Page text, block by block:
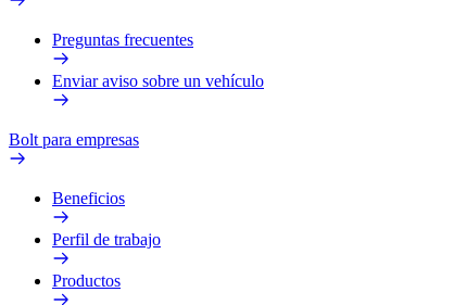
Preguntas frecuentes
Enviar aviso sobre un vehículo
Bolt para empresas
Beneficios
Perfil de trabajo
Productos